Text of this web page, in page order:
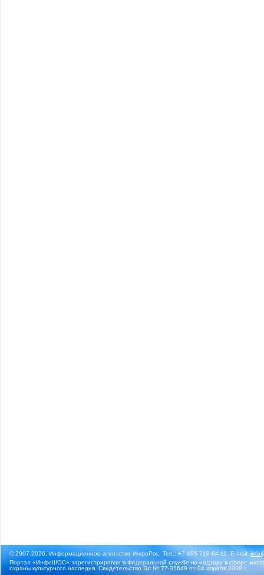
© 2007-2026, Информационное агентство ИнфоРос. Тел.: +7 495 718-84-11, E-mail:
Портал «ИнфоШОС» зарегистрирован в Федеральной службе по надзору в сфере
охраны культурного наследия. Свидетельство Эл № 77-31649 от 04 апреля 2008 г.